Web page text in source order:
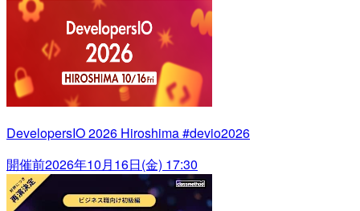
DevelopersIO 2026 Hiroshima #devio2026
開催前2026年10月16日(金) 17:30